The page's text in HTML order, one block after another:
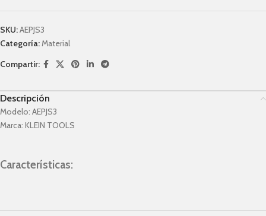
SKU:AEPJS3
Categoría:Material
Compartir:
Descripción
Modelo: AEPJS3
Marca: KLEIN TOOLS
Características: